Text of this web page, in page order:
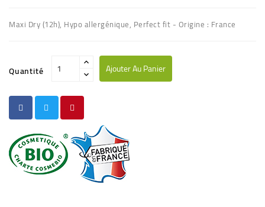
Maxi Dry (12h), Hypo allergénique, Perfect fit - Origine : France
Quantité Ajouter Au Panier